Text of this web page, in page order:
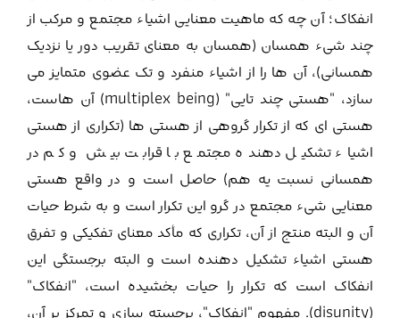
انفکاک؛ آن چه که ماهیت معنایی اشیاء مجتمع و مرکب از
چند شیء همسان (همسان به معنای تقریب دور یا نزدیک
همسانی)، آن ها را از اشیاء منفرد و تک عضوی متمایز می
سازد، "هستی چند تایی" (multiplex being) آن هاست،
هستی ای که از تکرار گروهی از هستی ها (تکراری از هستی
اشیاء تشکیل دهنده مجتمع با قرابت بیش و کم در
همسانی نسبت یه هم) حاصل است و در واقع هستی
معنایی شیء مجتمع در گرو این تکرار است و به شرط حیات
آن و البته منتج از آن، تکراری که مأکد معنای تفکیکی و تفرق
هستی اشیاء تشکیل دهنده است و البته برجستگی این
انفکاک است که تکرار را حیات بخشیده است، "انفکاک"